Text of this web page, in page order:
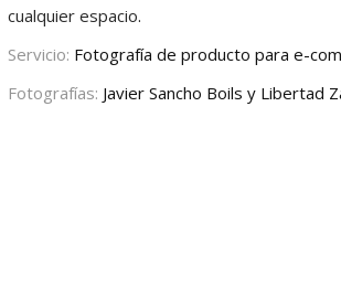
cualquier espacio.
Servicio: Fotografía de producto para e-
Fotografías: Javier Sancho Boils y Libertad